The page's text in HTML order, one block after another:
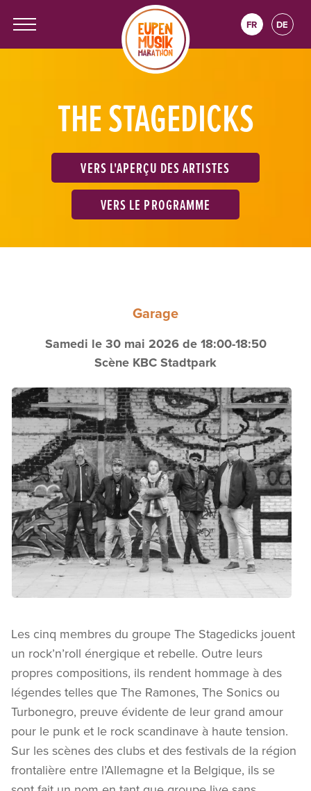
FR DE
THE STAGEDICKS
VERS L'APERÇU DES ARTISTES
VERS LE PROGRAMME
Garage
Samedi le 30 mai 2026 de 18:00-18:50
Scène KBC Stadtpark
Les cinq membres du groupe The Stagedicks jouent
un rock’n’roll énergique et rebelle. Outre leurs
propres compositions, ils rendent hommage à des
légendes telles que The Ramones, The Sonics ou
Turbonegro, preuve évidente de leur grand amour
pour le punk et le rock scandinave à haute tension.
Sur les scènes des clubs et des festivals de la région
frontalière entre l’Allemagne et la Belgique, ils se